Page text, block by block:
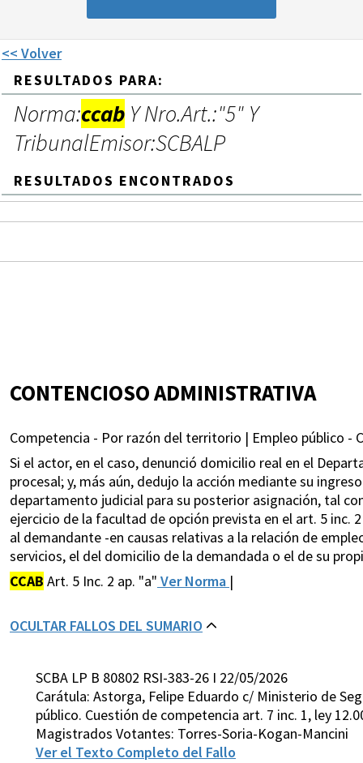
<< Volver
RESULTADOS PARA:
Norma:ccab Y Nro.Art.:"5" Y
TribunalEmisor:SCBALP
RESULTADOS ENCONTRADOS
CONTENCIOSO ADMINISTRATIVA
Competencia - Por razón del territorio | Empleo público -
Si el actor, en el caso, denunció domicilio real en el
procesal; y, más aún, dedujo la acción mediante su
departamento judicial para su posterior asignación, tal
ejercicio de la facultad de opción prevista en el art. 5
al demandante -en causas relativas a la relación de
servicios, el del domicilio de la demandada o el de su
CCAB Art. 5 Inc. 2 ap. "a" Ver Norma |
OCULTAR FALLOS DEL SUMARIO
SCBA LP B 80802 RSI-383-26 I 22/05/2026
Carátula: Astorga, Felipe Eduardo c/ Ministerio de
público. Cuestión de competencia art. 7 inc. 1, ley
Magistrados Votantes: Torres-Soria-Kogan-Mancini
Ver el Texto Completo del Fallo